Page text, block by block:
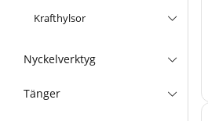
Krafthylsor
Nyckelverktyg
Tänger